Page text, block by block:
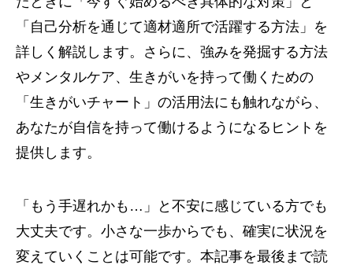
「自己分析を通じて適材適所で活躍する方法」を
詳しく解説します。さらに、強みを発掘する方法
やメンタルケア、生きがいを持って働くための
「生きがいチャート」の活用法にも触れながら、
あなたが自信を持って働けるようになるヒントを
提供します。
「もう手遅れかも…」と不安に感じている方でも
大丈夫です。小さな一歩からでも、確実に状況を
変えていくことは可能です。本記事を最後まで読